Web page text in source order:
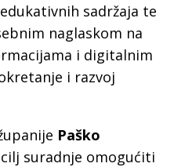
sadržaja te
naglaskom na
i digitalnim
i razvoj
Paško
suradnje omogućiti